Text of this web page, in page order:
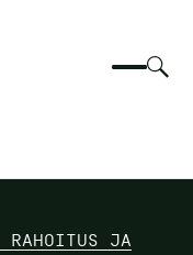
Valitse
RAHOITUS JA